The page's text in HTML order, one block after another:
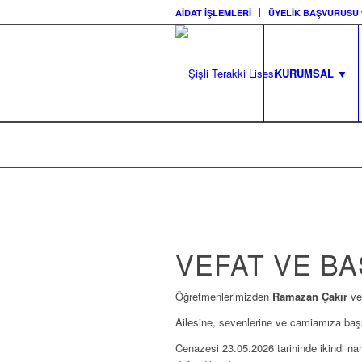
AİDAT İŞLEMLERİ ÜYELİK BAŞVURUSU
KURUMSAL ▼
VEFAT VE
Öğretmenlerimizden Ramazan Çakır
Ailesine, sevenlerine ve camiamıza
Cenazesi 23.05.2026 tarihinde ikindi